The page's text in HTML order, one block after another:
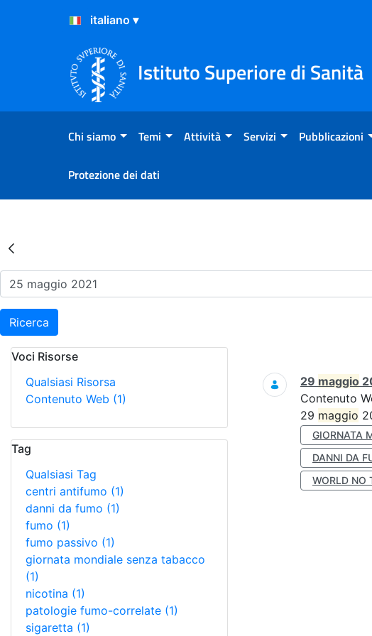
Salta al Contenuto
Salta al Footer
Istituto Superiore di Sanità
Chi siamo Temi Attività Servizi Pubblicazioni
Protezione dei dati
Risultati della Ricerca - Eventi
Ricerca
Voci Risorse
Qualsiasi Risorsa
Contenuto Web (1)
Tag
Qualsiasi Tag
centri antifumo (1)
danni da fumo (1)
fumo (1)
fumo passivo (1)
giornata mondiale senza tabacco
(1)
nicotina (1)
patologie fumo-correlate (1)
sigaretta (1)
Ricerca
29 maggio
Contenuto
29 maggio
GIORNATA
DANNI DA
WORLD NO